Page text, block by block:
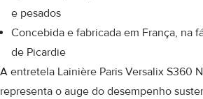
e pesados
Concebida e fabricada em França, na
de Picardie
A entretela Lainière Paris Versalix S360
representa o auge do desempenho